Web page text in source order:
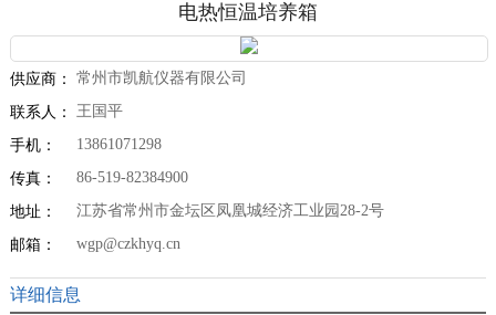
电热恒温培养箱
供应商： 常州市凯航仪器有限公司
联系人： 王国平
手机： 13861071298
传真： 86-519-82384900
地址： 江苏省常州市金坛区凤凰城经济工业园28-2号
邮箱： wgp@czkhyq.cn
详细信息